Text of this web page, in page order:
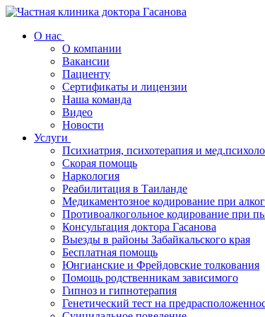
О нас
О компании
Вакансии
Пациенту
Сертификаты и лицензии
Наша команда
Видео
Новости
Услуги
Психиатрия, психотерапия и
Скорая помощь
Наркология
Реабилитация в Таиланде
Медикаментозное кодирование при
Противоалкогольное кодирование при
Консультация доктора Гасанова
Выезды в районы Забайкальского края
Бесплатная помощь
Юнгианские и Фрейдовские толкования
Помощь родственникам зависимого
Гипноз и гипнотерапия
Генетический тест на